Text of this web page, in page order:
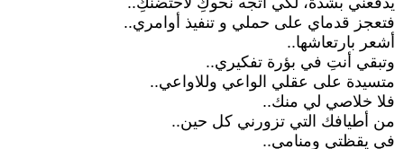
فتعجز قدماي على حملي و تنفيذ أوامري..
أشعر بارتعاشها..
وتبقي أنتِ في بؤرة تفكيري..
متسيدة على عقلي الواعي وللاواعي..
فلا خلاصي لي منك..
من أطيافك التي تزورني كل حين..
في يقظتي ومنامي..